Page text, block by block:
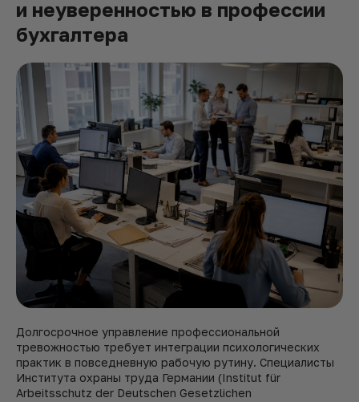
и неуверенностью в профессии
бухгалтера
Долгосрочное управление профессиональной
тревожностью требует интеграции психологических
практик в повседневную рабочую рутину. Специалисты
Института охраны труда Германии (Institut für
Arbeitsschutz der Deutschen Gesetzlichen